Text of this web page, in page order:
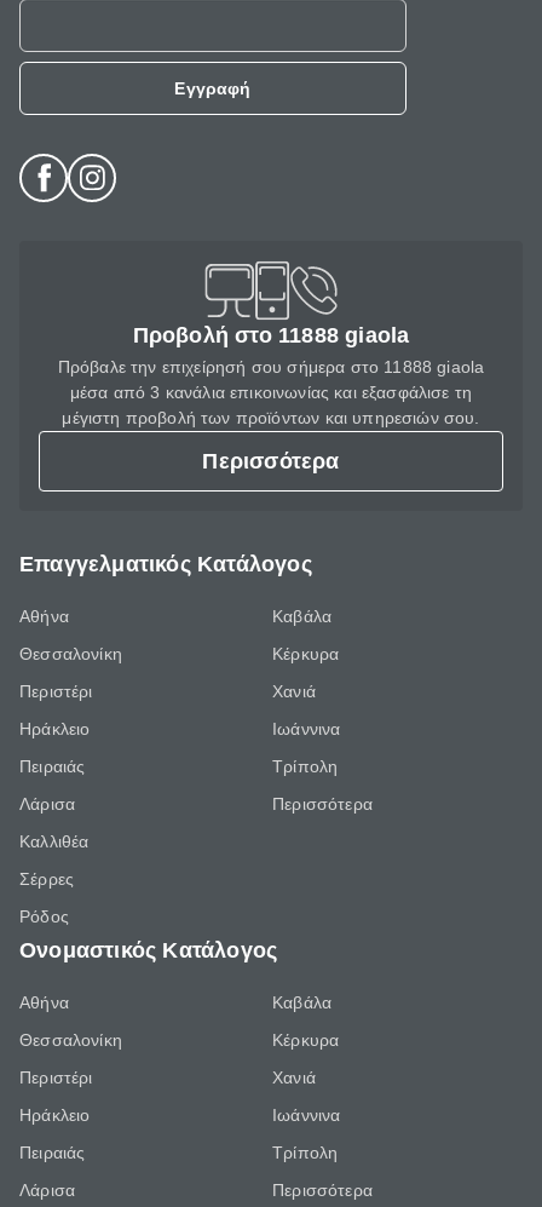
Εγγραφή
Προβολή στο 11888 giaola
Πρόβαλε την επιχείρησή σου σήμερα στο 11888 giaola
μέσα από 3 κανάλια επικοινωνίας και εξασφάλισε τη
μέγιστη προβολή των προϊόντων και υπηρεσιών σου.
Περισσότερα
Επαγγελματικός Κατάλογος
Αθήνα
Θεσσαλονίκη
Περιστέρι
Ηράκλειο
Πειραιάς
Λάρισα
Καλλιθέα
Σέρρες
Ρόδος
Καβάλα
Κέρκυρα
Χανιά
Ιωάννινα
Τρίπολη
Περισσότερα
Ονομαστικός Κατάλογος
Αθήνα
Θεσσαλονίκη
Περιστέρι
Ηράκλειο
Πειραιάς
Λάρισα
Καβάλα
Κέρκυρα
Χανιά
Ιωάννινα
Τρίπολη
Περισσότερα